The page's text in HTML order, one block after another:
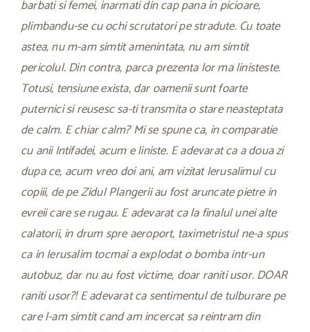
barbati si femei, inarmati din cap pana in picioare,
plimbandu-se cu ochi scrutatori pe stradute. Cu toate
astea, nu m-am simtit amenintata, nu am simtit
pericolul. Din contra, parca prezenta lor ma linisteste.
Totusi, tensiune exista, dar oamenii sunt foarte
puternici si reusesc sa-ti transmita o stare neasteptata
de calm. E chiar calm? Mi se spune ca, in comparatie
cu anii Intifadei, acum e liniste. E adevarat ca a doua zi
dupa ce, acum vreo doi ani, am vizitat Ierusalimul cu
copiii, de pe Zidul Plangerii au fost aruncate pietre in
evreii care se rugau. E adevarat ca la finalul unei alte
calatorii, in drum spre aeroport, taximetristul ne-a spus
ca in Ierusalim tocmai a explodat o bomba intr-un
autobuz, dar nu au fost victime, doar raniti usor. DOAR
raniti usor?! E adevarat ca sentimentul de tulburare pe
care l-am simtit cand am incercat sa reintram din